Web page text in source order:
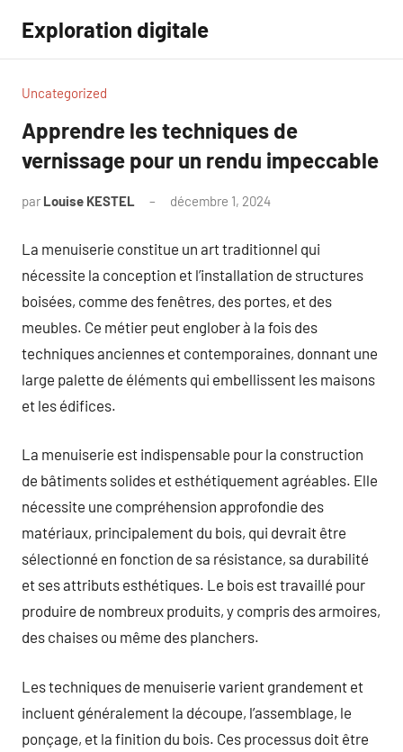
contenu
Exploration digitale
Uncategorized
Apprendre les techniques de
vernissage pour un rendu impeccable
par Louise KESTEL décembre 1, 2024
La menuiserie constitue un art traditionnel qui
nécessite la conception et l’installation de structures
boisées, comme des fenêtres, des portes, et des
meubles. Ce métier peut englober à la fois des
techniques anciennes et contemporaines, donnant une
large palette de éléments qui embellissent les maisons
et les édifices.
La menuiserie est indispensable pour la construction
de bâtiments solides et esthétiquement agréables. Elle
nécessite une compréhension approfondie des
matériaux, principalement du bois, qui devrait être
sélectionné en fonction de sa résistance, sa durabilité
et ses attributs esthétiques. Le bois est travaillé pour
produire de nombreux produits, y compris des armoires,
des chaises ou même des planchers.
Les techniques de menuiserie varient grandement et
incluent généralement la découpe, l’assemblage, le
ponçage, et la finition du bois. Ces processus doit être